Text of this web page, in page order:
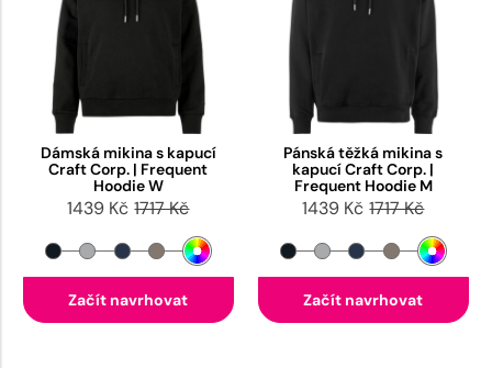
Dámská mikina s kapucí
Craft Corp. | Frequent
Hoodie W
1439 Kč 1717 Kč
Začít navrhovat
Pánská těžká mikina s
kapucí Craft Corp. |
Frequent Hoodie M
1439 Kč 1717 Kč
Začít navrhovat